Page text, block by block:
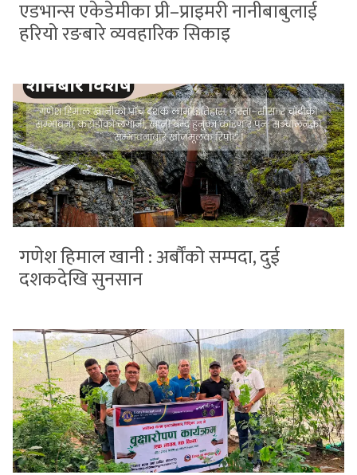
एडभान्स एकेडेमीका प्री–प्राइमरी नानीबाबुलाई
हरियो रङबारे व्यवहारिक सिकाइ
गणेश हिमाल खानी : अर्बौंको सम्पदा, दुई
दशकदेखि सुनसान